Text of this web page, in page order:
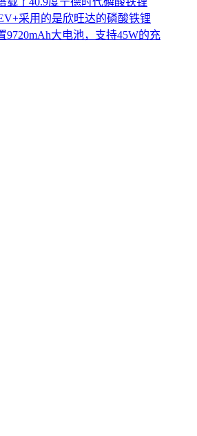
采用的是欣旺达的磷酸铁锂
9720mAh大电池，支持45W的充